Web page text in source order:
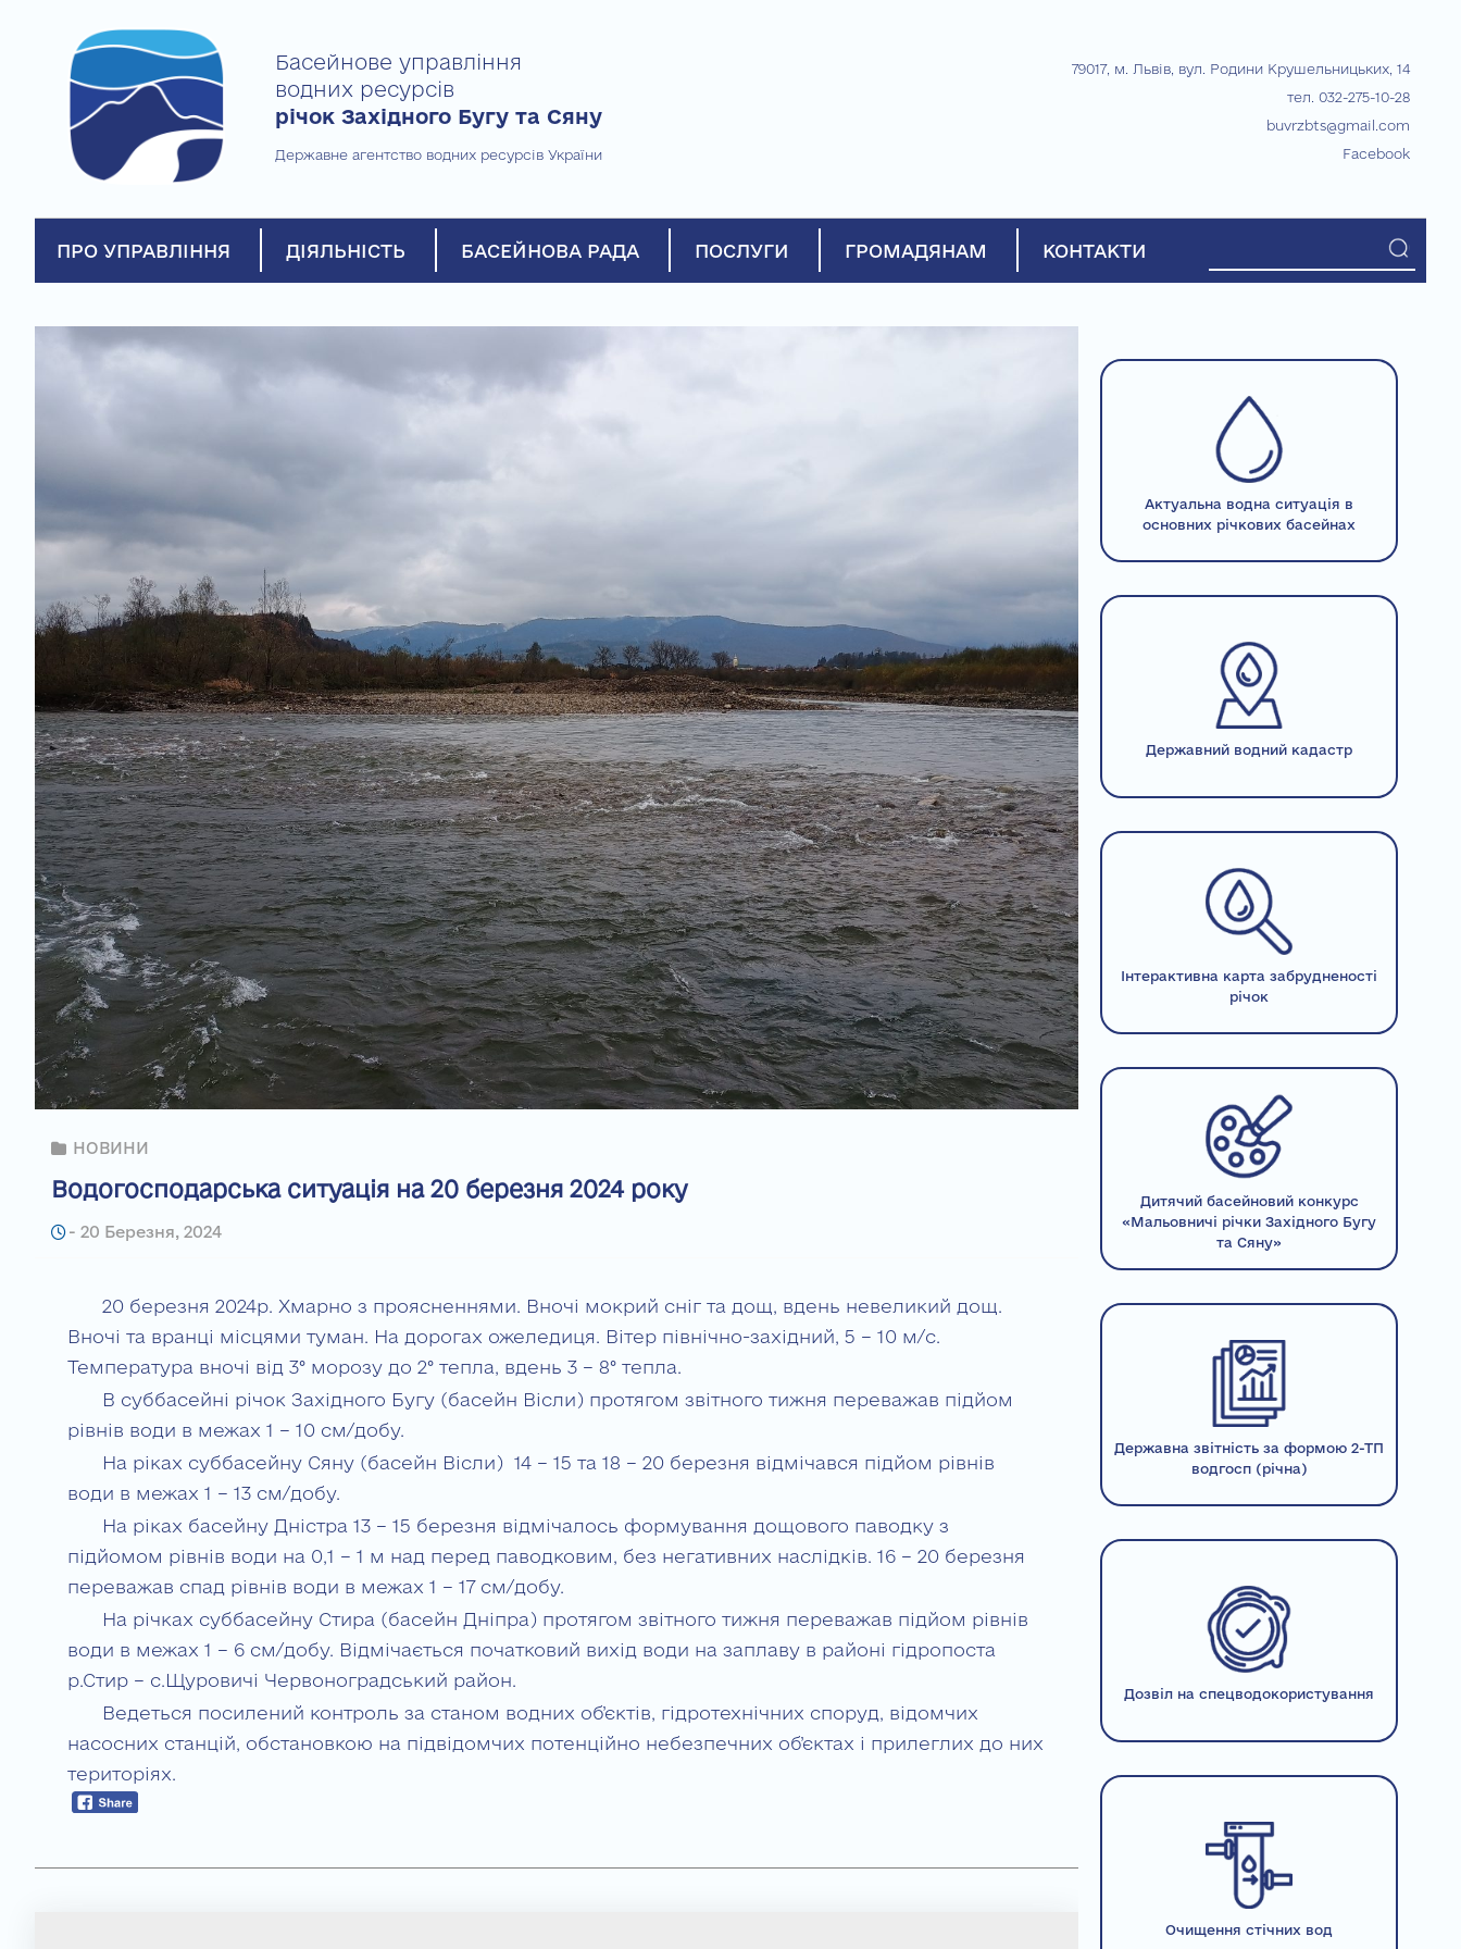
content
Басейнове управління
водних ресурсів
річок Західного Бугу та Сяну
Державне агентство водних ресурсів України
79017, м. Львів, вул. Родини Крушельницьких, 14
тел. 032-275-10-28
buvrzbts@gmail.com
Facebook
ПРО УПРАВЛІННЯ ДІЯЛЬНІСТЬ БАСЕЙНОВА РАДА ПОСЛУГИ ГРОМАДЯНАМ КОНТАКТИ
НОВИНИ
Водогосподарська ситуація на 20 березня 2024 року
- 20 Березня, 2024
20 березня 2024р. Хмарно з проясненнями. Вночі мокрий сніг та дощ, вдень невеликий дощ.
Вночі та вранці місцями туман. На дорогах ожеледиця. Вітер північно-західний, 5 – 10 м/с.
Температура вночі від 3° морозу до 2° тепла, вдень 3 – 8° тепла.
В суббасейні річок Західного Бугу (басейн Вісли) протягом звітного тижня переважав підйом
рівнів води в межах 1 – 10 см/добу.
На ріках суббасейну Сяну (басейн Вісли) 14 – 15 та 18 – 20 березня відмічався підйом рівнів
води в межах 1 – 13 см/добу.
На ріках басейну Дністра 13 – 15 березня відмічалось формування дощового паводку з
підйомом рівнів води на 0,1 – 1 м над перед паводковим, без негативних наслідків. 16 – 20 березня
переважав спад рівнів води в межах 1 – 17 см/добу.
На річках суббасейну Стира (басейн Дніпра) протягом звітного тижня переважав підйом рівнів
води в межах 1 – 6 см/добу. Відмічається початковий вихід води на заплаву в районі гідропоста
р.Стир – с.Щуровичі Червоноградський район.
Ведеться посилений контроль за станом водних об’єктів, гідротехнічних споруд, відомчих
насосних станцій, обстановкою на підвідомчих потенційно небезпечних об’єктах і прилеглих до них
територіях.
Актуальна водна ситуація в
основних річкових басейнах
Державний водний кадастр
Інтерактивна карта забрудненості
річок
Дитячий басейновий конкурс
«Мальовничі річки Західного Бугу
та Сяну»
Державна звітність за формою 2-ТП
водгосп (річна)
Дозвіл на спецводокористування
Очищення стічних вод